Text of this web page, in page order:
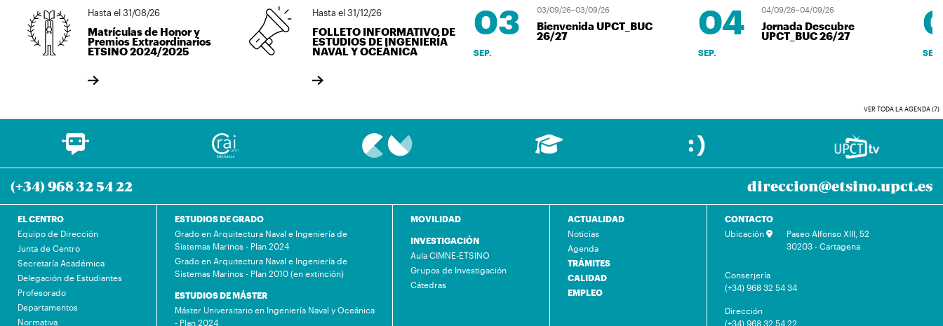
Hasta el 31/08/26
Matrículas de Honor y
Premios Extraordinarios
ETSINO 2024/2025
Hasta el 31/12/26
FOLLETO INFORMATIVO DE
ESTUDIOS DE INGENIERÍA
NAVAL Y OCEÁNICA
03
SEP.
03/09/26–03/09/26
Bienvenida UPCT_BUC
26/27 04
SEP.
04/09/26–04/09/26
Jornada Descubre
UPCT_BUC 26/27
SEP.
VER TODA LA AGENDA (7)
(+34) 968 32 54 22 direccion@etsino.upct.es
EL CENTRO
Equipo de Dirección
Junta de Centro
Secretaría Académica
Delegación de Estudiantes
Profesorado
Departamentos
Normativa
ESTUDIOS DE GRADO
Grado en Arquitectura Naval e Ingeniería de
Sistemas Marinos - Plan 2024
Grado en Arquitectura Naval e Ingeniería de
Sistemas Marinos - Plan 2010 (en extinción)
ESTUDIOS DE MÁSTER
Máster Universitario en Ingeniería Naval y Oceánica
- Plan 2024
MOVILIDAD
INVESTIGACIÓN
Aula CIMNE-ETSINO
Grupos de Investigación
Cátedras
ACTUALIDAD
Noticias
Agenda
TRÁMITES
CALIDAD
EMPLEO
CONTACTO
Ubicación
Paseo Alfonso XIII, 52
30203 - Cartagena
Conserjería
(+34) 968 32 54 34
Dirección
(+34) 968 32 54 22